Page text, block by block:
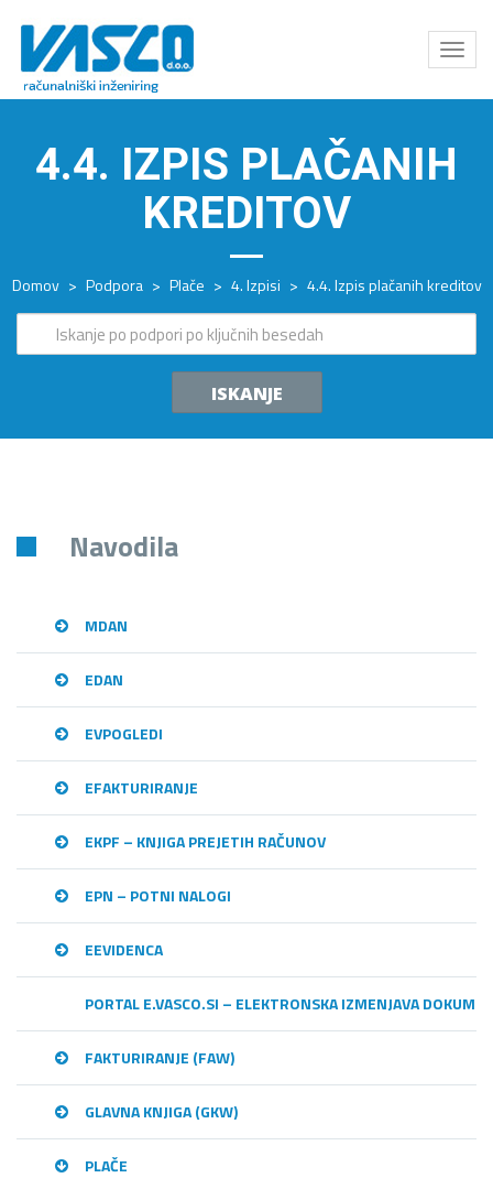
Odpri
meni
4.4. IZPIS PLAČANIH
KREDITOV
Domov > Podpora > Plače > 4. Izpisi > 4.4. Izpis plačanih kreditov
ISKANJE
Navodila
MDAN
EDAN
EVPOGLEDI
EFAKTURIRANJE
EKPF – KNJIGA PREJETIH RAČUNOV
EPN – POTNI NALOGI
EEVIDENCA
PORTAL E.VASCO.SI – ELEKTRONSKA IZMENJAVA
FAKTURIRANJE (FAW)
GLAVNA KNJIGA (GKW)
PLAČE